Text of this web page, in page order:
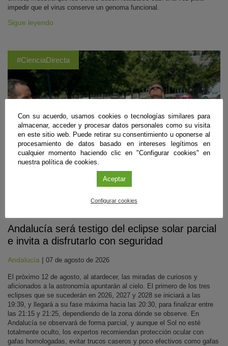
impedir que el virus conserve un genoma funcional.
Sigue leyendo
#CienciaDirecta
Andalucía será testigo del eclipse solar parcial
e invita a disfrutarlo con seguridad
Andalucía | 07 de agosto de 2026
El próximo 12 de agosto, al atardecer, las miradas de curiosos y
aficionados a la astronomía apuntarán al cielo. El primero de los tres
eclipses que se sucederán en 2026, 2027 y 2028 se iniciará a las
19:39, y llegará a su fase máxima hacia las 20:30, para finalizar entre
las 21:15 y 21:25, dependiendo de la zona dónde se observe. En
Andalucía se observará de forma parcial, y aunque el Sol no esté
totalmente oculto, los expertos recomiendan protección ocular con
gafas homologadas, evitar trucos caseros y poco efectivos como gafas
Con su acuerdo, usamos cookies o tecnologías similares para
almacenar, acceder y procesar datos personales como su visita
en este sitio web. Puede retirar su consentimiento u oponerse al
procesamiento de datos basado en intereses legítimos en
cualquier momento haciendo clic en "Configurar cookies" en
nuestra política de cookies.
Aceptar
Configurar cookies